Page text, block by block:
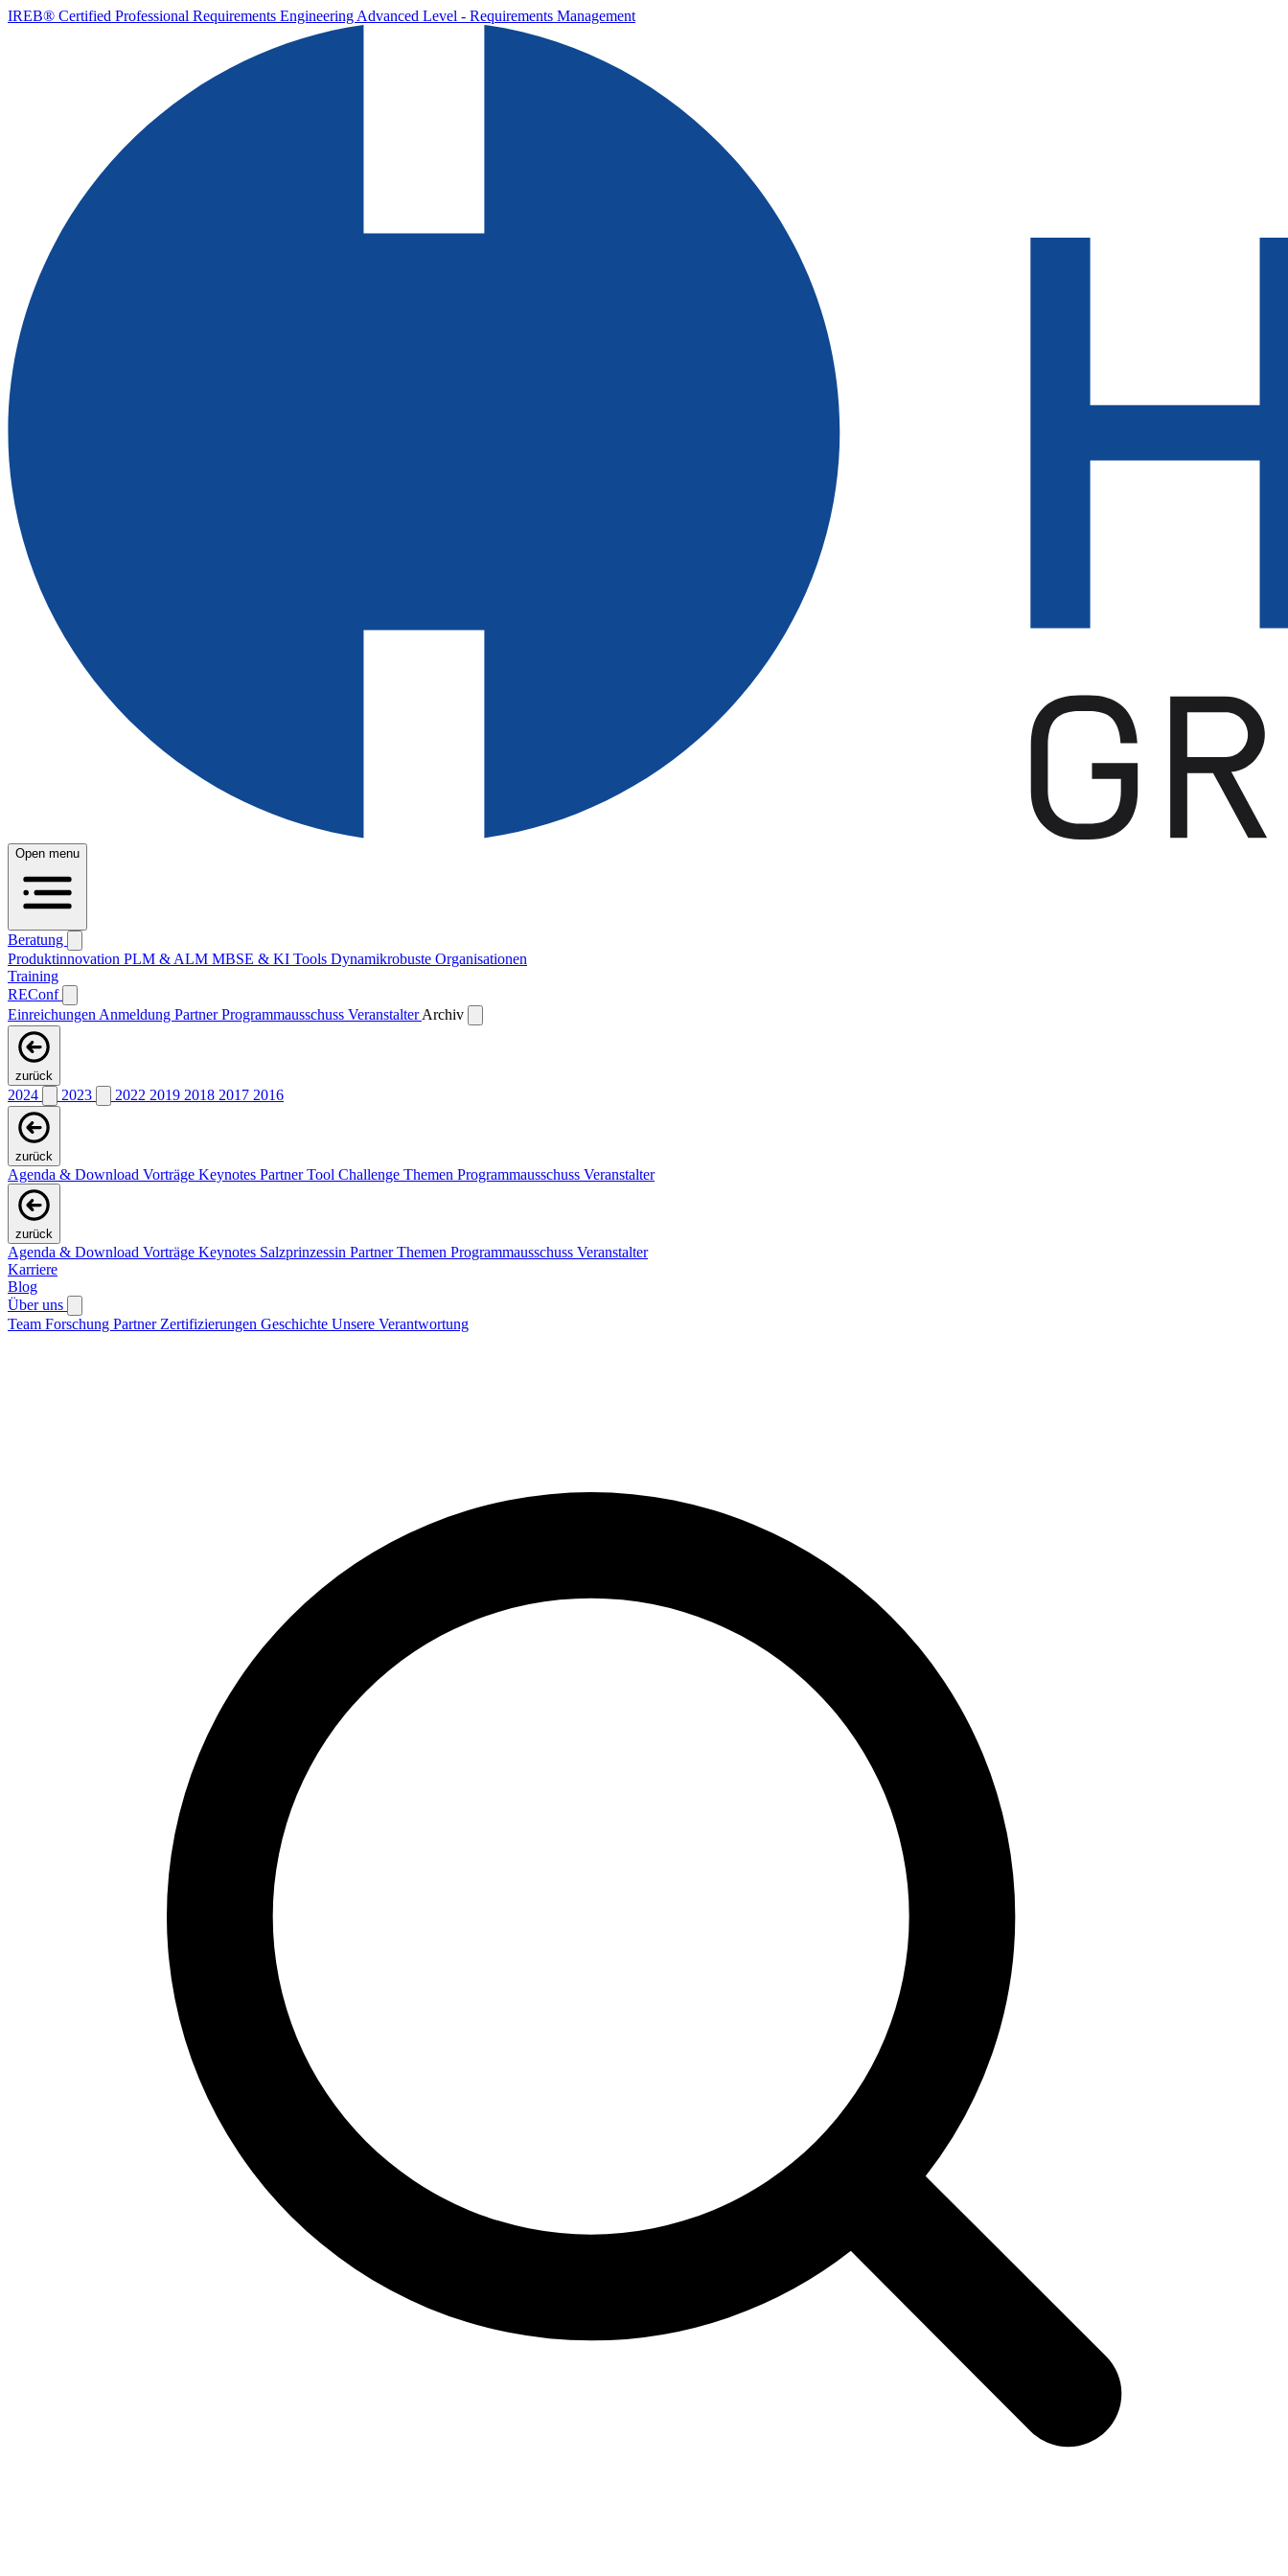
IREB® Certified Professional Requirements Engineering Advanced Level - Requirements Management
Open menu
Beratung
Produktinnovation PLM & ALM MBSE & KI Tools Dynamikrobuste Organisationen
Training
REConf
Einreichungen Anmeldung PartnerProgrammausschuss VeranstalterArchiv
zurück
2024 2023 2022 2019 2018 2017 2016
zurück
Agenda & Download Vorträge Keynotes PartnerTool Challenge Themen Programmausschuss Veranstalter
zurück
Agenda & Download Vorträge Keynotes Salzprinzessin PartnerThemen Programmausschuss Veranstalter
Karriere
Blog
Über uns
Team Forschung Partner Zertifizierungen Geschichte Unsere Verantwortung